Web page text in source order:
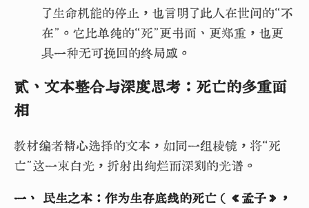
了生命机能的停止，也言明了此人在世间的“不
在”。它比单纯的“死”更书面、更郑重，也更
具一种无可挽回的终局感。
贰、文本整合与深度思考：死亡的多重面
相
教材编者精心选择的文本，如同一组棱镜，将“死
亡”这一束白光，折射出绚烂而深刻的光谱。
一、 民生之本：作为生存底线的死亡（《孟子》，